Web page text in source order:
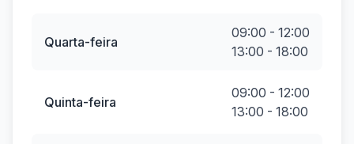
Quarta-feira
09:00 - 12:00
13:00 - 18:00
Quinta-feira
09:00 - 12:00
13:00 - 18:00